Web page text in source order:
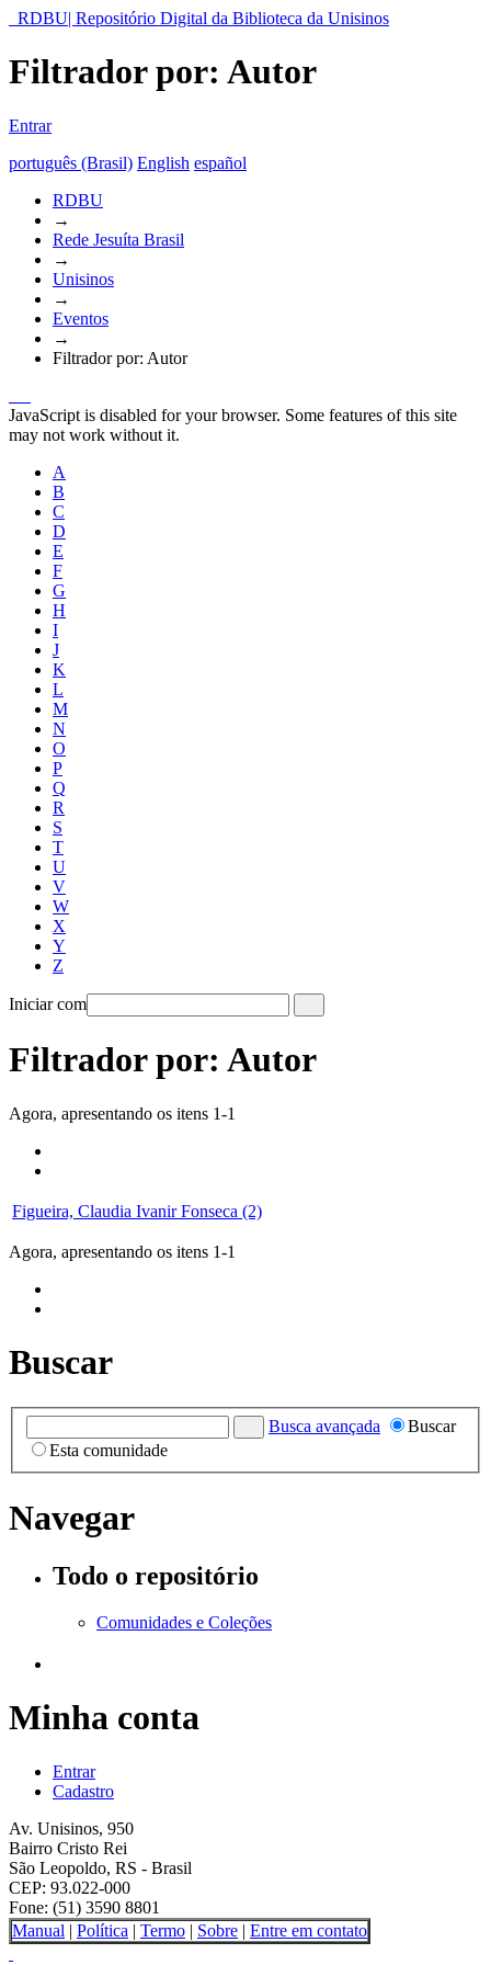
RDBU| Repositório Digital da Biblioteca da Unisinos
Filtrador por: Autor
Entrar
português (Brasil) English español
RDBU
→
Rede Jesuíta Brasil
→
Unisinos
→
Eventos
→
Filtrador por: Autor
JavaScript is disabled for your browser. Some features of this site
may not work without it.
A
B
C
D
E
F
G
H
I
J
K
L
M
N
O
P
Q
R
S
T
U
V
W
X
Y
Z
Iniciar com
Filtrador por: Autor
Agora, apresentando os itens 1-1
Figueira, Claudia Ivanir Fonseca (2)
Agora, apresentando os itens 1-1
Buscar
Busca avançada
Buscar
Esta comunidade
Navegar
Todo o repositório
Comunidades e Coleções
Minha conta
Entrar
Cadastro
Av. Unisinos, 950
Bairro Cristo Rei
São Leopoldo, RS - Brasil
CEP: 93.022-000
Fone: (51) 3590 8801
Manual | Política | Termo | Sobre | Entre em contato